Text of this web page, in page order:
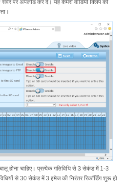
पर अपलोड कर दे। यह कैमरा वीडियो क्लिप को
होना चाहिए। प्रत्येक गतिविधि से 3 सेकंड में 1-3
से 30 सेकंड में 3 इमेज की निरंतर रिकॉर्डिंग शुरू हो